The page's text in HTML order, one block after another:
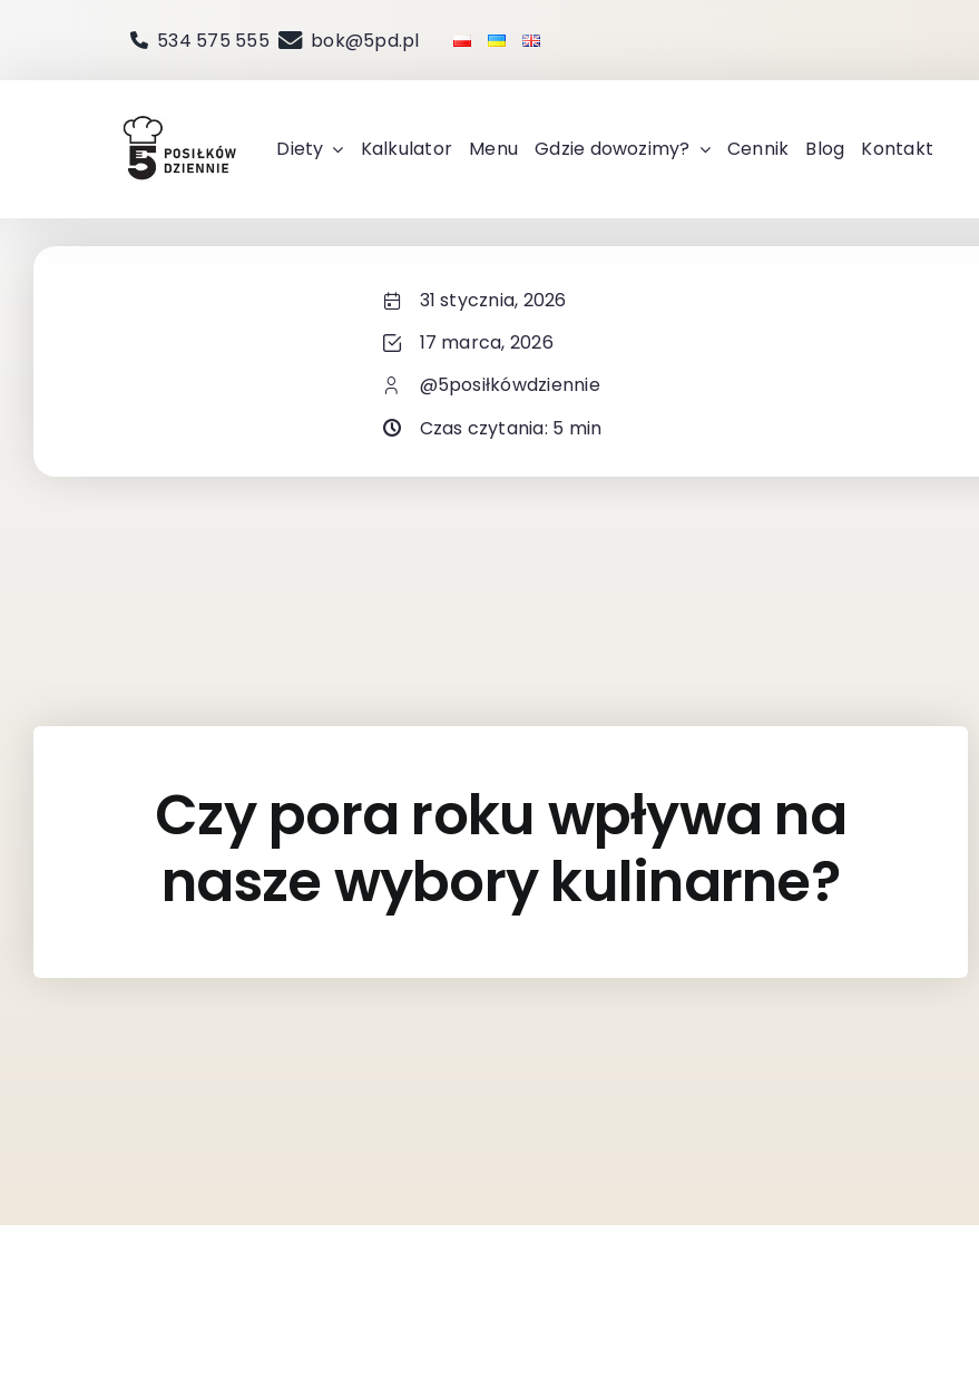
zawartości
534 575 555 bok@5pd.pl
Diety Kalkulator Menu Gdzie dowozimy? Cennik Blog Kontakt
31 stycznia, 2026
17 marca, 2026
@5posiłkówdziennie
Czas czytania: 5 min
Czy pora roku wpływa na
nasze wybory kulinarne?